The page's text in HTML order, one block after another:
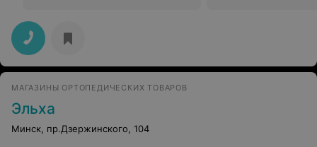
МАГАЗИНЫ ОРТОПЕДИЧЕСКИХ ТОВАРОВ
Эльха
Минск, пр.Дзержинского, 104